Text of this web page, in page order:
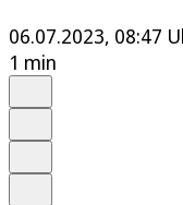
06.07.2023, 08:47
1 min